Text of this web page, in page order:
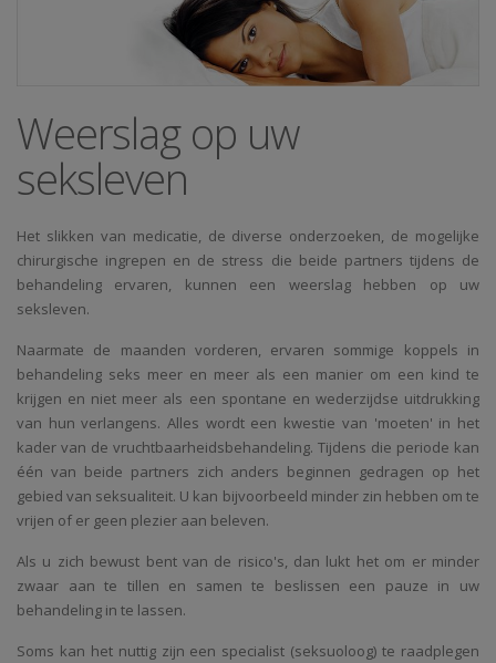
Weerslag op uw
seksleven
Het slikken van medicatie, de diverse onderzoeken, de mogelijke
chirurgische ingrepen en de stress die beide partners tijdens de
behandeling ervaren, kunnen een weerslag hebben op uw
seksleven.
Naarmate de maanden vorderen, ervaren sommige koppels in
behandeling seks meer en meer als een manier om een kind te
krijgen en niet meer als een spontane en wederzijdse uitdrukking
van hun verlangens. Alles wordt een kwestie van 'moeten' in het
kader van de vruchtbaarheidsbehandeling. Tijdens die periode kan
één van beide partners zich anders beginnen gedragen op het
gebied van seksualiteit. U kan bijvoorbeeld minder zin hebben om te
vrijen of er geen plezier aan beleven.
Als u zich bewust bent van de risico's, dan lukt het om er minder
zwaar aan te tillen en samen te beslissen een pauze in uw
behandeling in te lassen.
Soms kan het nuttig zijn een specialist (seksuoloog) te raadplegen